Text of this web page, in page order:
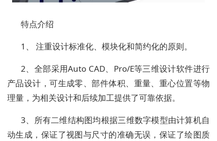
特点介绍
1、 注重设计标准化、模块化和简约化的原则。
2、全部采用Auto CAD、Pro/E等三维设计软件进行
产品设计，可生成零、部件体积、重量、重心位置等物
理量，为相关设计和后续加工提供了可靠依据。
3、所有二维结构图均根据三维数字模型由计算机自
动生成，保证了视图与尺寸的准确无误，保证了绘图质